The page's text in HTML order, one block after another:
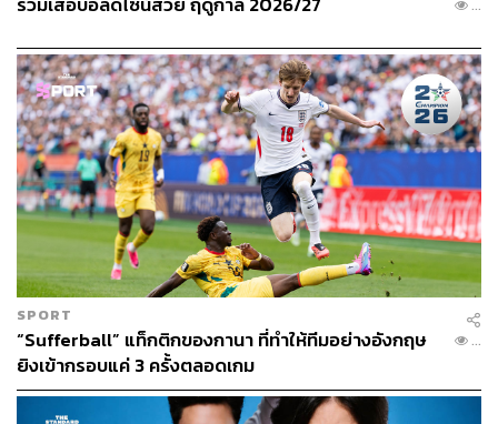
ด้วยว่า การเสริมตัวผู้เล่นของเอฟเวอร์ตันอาจยังไม่สิ้นสุดเท่า
นี้ หลังจากมีข่าวโยงกับ อับดูลาย ดูกูเร ห้องเครื่องทีมชาติ
ฝรั่งเศสชุด U21 ของวัตฟอร์ด โดยมีการคาดการณ์ค่าตัวที่
25 ล้านปอนด์
...
SPORT
“Sufferball” แท็กติกของกานา ที่ทำให้ทีมอย่างอังกฤษ
ยิงเข้ากรอบแค่ 3 ครั้งตลอดเกม
...